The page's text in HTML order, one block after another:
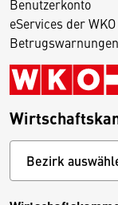
Benutzerkonto
eServices der WKO
Betrugswarnungen